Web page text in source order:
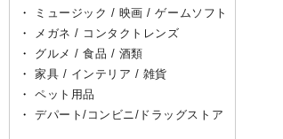
・
ミュージック / 映画 / ゲームソフト
・
メガネ / コンタクトレンズ
・ グルメ / 食品 / 酒類
・家具 / インテリア / 雑貨
・ペット用品
・デパート/コンビニ/ドラッグストア